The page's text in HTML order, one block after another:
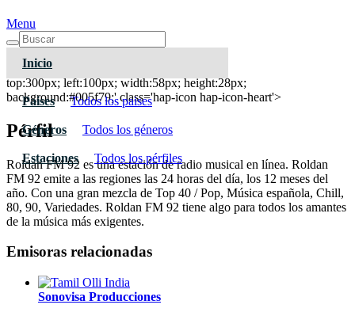
Menu
Inicio
Paises Todos los paises
Géneros Todos los géneros
Estaciones Todos los pérfiles
Roldan FM 92
top:300px; left:100px; width:58px; height:28px;
background:#005f79;' class='hap-icon hap-icon-heart'>
Pérfil
Roldan FM 92 es una estación de radio musical en línea. Roldan
FM 92 emite a las regiones las 24 horas del día, los 12 meses del
año. Con una gran mezcla de Top 40 / Pop, Música española, Chill,
80, 90, Variedades. Roldan FM 92 tiene algo para todos los amantes
de la música más exigentes.
Emisoras relacionadas
Sonovisa Producciones